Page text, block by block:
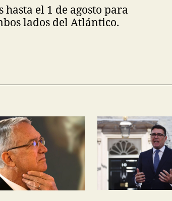
el 1 de agosto para
lados del Atlántico.